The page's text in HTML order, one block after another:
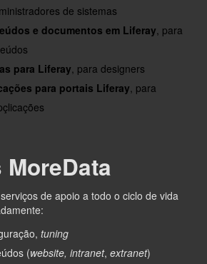
de sistemas
e documentos em Liferay, para
para Liferay, para designers
para portais Liferay, para
de apoio a todo o ciclo de vida
tuning
(website, intranet, extranet)